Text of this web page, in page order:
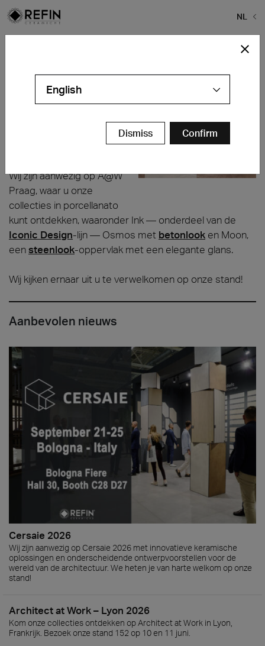
NL
PVA EXPO
Wij zijn aanwezig op A@W
Praag, waar u onze
collecties in porcellanato
kunt ontdekken, waaronder Ink — onderdeel van de
Iconic Design-lijn — Osmos met betonlook en Moon,
eensteenlook-oppervlak met een elegante glans.
Wij kijken ernaar uit u te verwelkomen op onze stand!
Aanbevolen nieuws
Cersaie 2026
Wij zijn aanwezig op Cersaie 2026 met innovatieve keramische
oplossingen en onderscheidende ontwerpvoorstellen voor de
wereld van de architectuur. We heten je van harte welkom op onze
stand!
Architect at Work – Lyon 2026
Kom onze collecties ontdekken op Architect at Work in Lyon,
Frankrijk. Bezoek onze stand 152 op 10 en 11 juni.
English
Dismiss Confirm